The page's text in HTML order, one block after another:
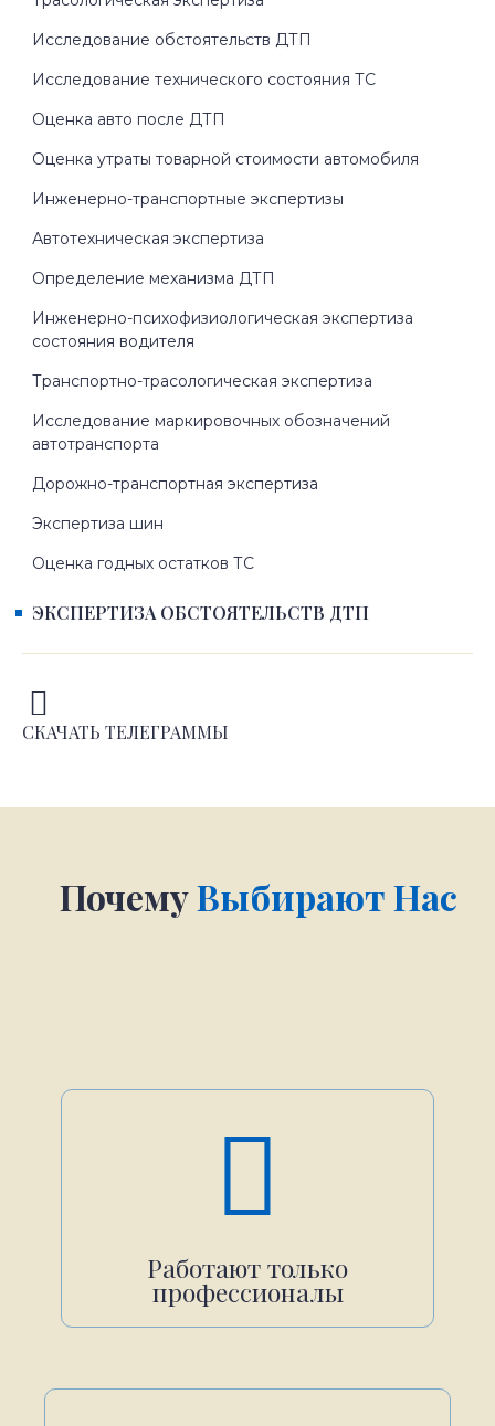
Исследование обстоятельств ДТП
Исследование технического состояния ТС
Оценка авто после ДТП
Оценка утраты товарной стоимости автомобиля
Инженерно-транспортные экспертизы
Автотехническая экспертиза
Определение механизма ДТП
Инженерно-психофизиологическая экспертиза
состояния водителя
Транспортно-трасологическая экспертиза
Исследование маркировочных обозначений
автотранспорта
Дорожно-транспортная экспертиза
Экспертиза шин
Оценка годных остатков ТС
ЭКСПЕРТИЗА ОБСТОЯТЕЛЬСТВ ДТП
СКАЧАТЬ ТЕЛЕГРАММЫ
ПочемуВыбирают Нас
Работают только
профессионалы